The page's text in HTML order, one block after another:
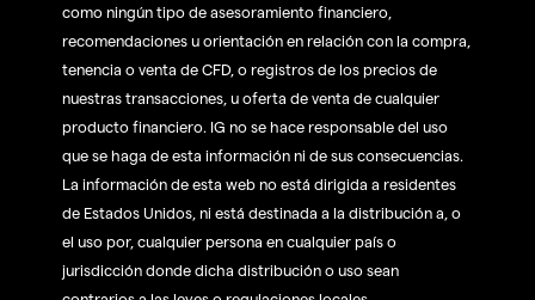
como ningún tipo de asesoramiento financiero,
recomendaciones u orientación en relación con la compra,
tenencia o venta de CFD, o registros de los precios de
nuestras transacciones, u oferta de venta de cualquier
producto financiero. IG no se hace responsable del uso
que se haga de esta información ni de sus consecuencias.
La información de esta web no está dirigida a residentes
de Estados Unidos, ni está destinada a la distribución a, o
el uso por, cualquier persona en cualquier país o
jurisdicción donde dicha distribución o uso sean